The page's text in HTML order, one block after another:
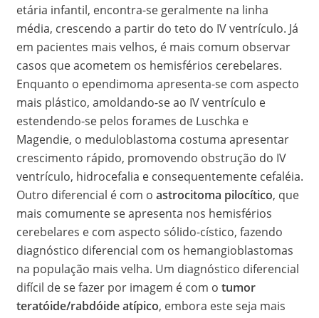
etária infantil, encontra-se geralmente na linha
média, crescendo a partir do teto do IV ventrículo. Já
em pacientes mais velhos, é mais comum observar
casos que acometem os hemisférios cerebelares.
Enquanto o ependimoma apresenta-se com aspecto
mais plástico, amoldando-se ao IV ventrículo e
estendendo-se pelos forames de Luschka e
Magendie, o meduloblastoma costuma apresentar
crescimento rápido, promovendo obstrução do IV
ventrículo, hidrocefalia e consequentemente cefaléia.
Outro diferencial é com o astrocitoma pilocítico, que
mais comumente se apresenta nos hemisférios
cerebelares e com aspecto sólido-cístico, fazendo
diagnóstico diferencial com os hemangioblastomas
na população mais velha. Um diagnóstico diferencial
difícil de se fazer por imagem é com o tumor
teratóide/rabdóide atípico, embora este seja mais